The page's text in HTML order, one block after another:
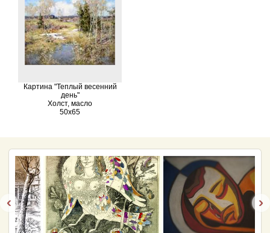
Картина "Теплый весенний
день"
Холст, масло
50х65
‹ ›